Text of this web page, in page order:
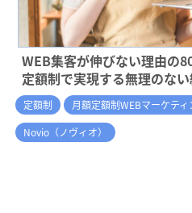
WEB集客が伸びない理由の
定額制で実現する無理のな
定額制 月額定額制WEBマーケティ
Novio（ノヴィオ）